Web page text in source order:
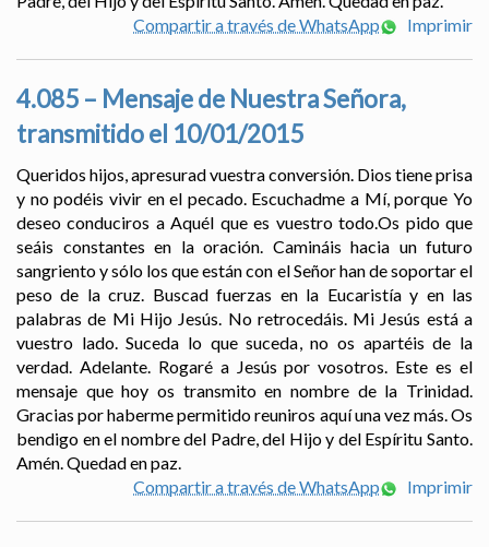
Compartir a través de WhatsApp
Imprimir
4.085 – Mensaje de Nuestra Señora,
transmitido el 10/01/2015
Queridos hijos, apresurad vuestra conversión. Dios tiene prisa
y no podéis vivir en el pecado. Escuchadme a Mí, porque Yo
deseo conduciros a Aquél que es vuestro todo.Os pido que
seáis constantes en la oración. Camináis hacia un futuro
sangriento y sólo los que están con el Señor han de soportar el
peso de la cruz. Buscad fuerzas en la Eucaristía y en las
palabras de Mi Hijo Jesús. No retrocedáis. Mi Jesús está a
vuestro lado. Suceda lo que suceda, no os apartéis de la
verdad. Adelante. Rogaré a Jesús por vosotros. Este es el
mensaje que hoy os transmito en nombre de la Trinidad.
Gracias por haberme permitido reuniros aquí una vez más. Os
bendigo en el nombre del Padre, del Hijo y del Espíritu Santo.
Amén. Quedad en paz.
Compartir a través de WhatsApp
Imprimir